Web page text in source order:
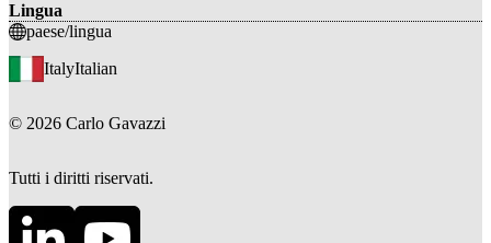
Lingua
paese/lingua
ItalyItalian
© 2026 Carlo Gavazzi
Tutti i diritti riservati.